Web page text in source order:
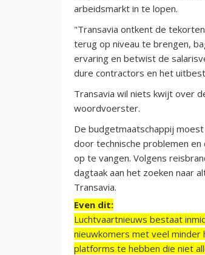
arbeidsmarkt in te lopen.
"Transavia ontkent de
terug op niveau te brengen,
ervaring en betwist de
dure contractors en het
Transavia wil niets kwijt over
woordvoerster.
De budgetmaatschappij
door technische problemen
op te vangen. Volgens
dagtaak aan het zoeken naar
Transavia.
Even dit:
Luchtvaartnieuws bestaat
nieuwkomers met veel
platforms te hebben die niet